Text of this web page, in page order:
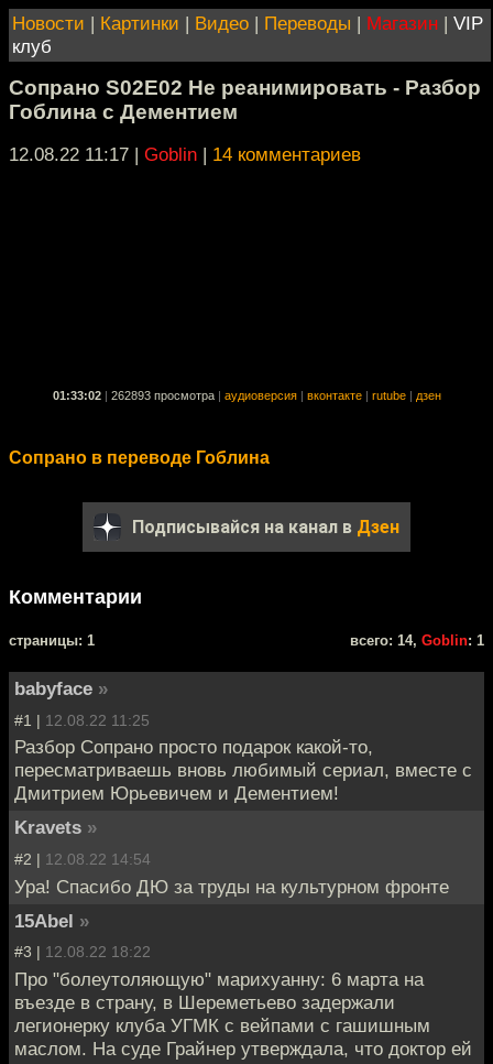
Новости | Картинки | Видео | Переводы | Магазин | VIP
клуб
Сопрано S02E02 Не реанимировать - Разбор
Гоблина с Дементием
12.08.22 11:17 | Goblin | 14 комментариев
01:33:02 262893 просмотра аудиоверсия вконтакте rutube дзен
Сопрано в переводе Гоблина
Подписывайся на канал в Дзен
Комментарии
cтраницы: 1 всего: 14, Goblin: 1
babyface »
#1 | 12.08.22 11:25
Разбор Сопрано просто подарок какой-то,
пересматриваешь вновь любимый сериал, вместе с
Дмитрием Юрьевичем и Дементием!
Kravets »
#2 | 12.08.22 14:54
Ура! Спасибо ДЮ за труды на культурном фронте
15Abel »
#3 | 12.08.22 18:22
Про "болеутоляющую" марихуанну: 6 марта на
въезде в страну, в Шереметьево задержали
легионерку клуба УГМК с вейпами с гашишным
маслом. На суде Грайнер утверждала, что доктор ей